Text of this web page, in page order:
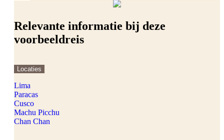
Relevante informatie bij deze
voorbeeldreis
Locaties
Lima
Paracas
Cusco
Machu Picchu
Chan Chan